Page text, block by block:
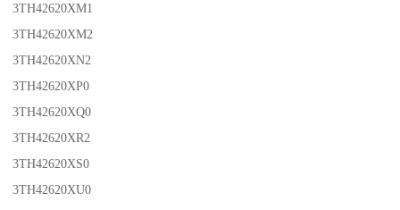
3TH42620XM1
3TH42620XM2
3TH42620XN2
3TH42620XP0
3TH42620XQ0
3TH42620XR2
3TH42620XS0
3TH42620XU0